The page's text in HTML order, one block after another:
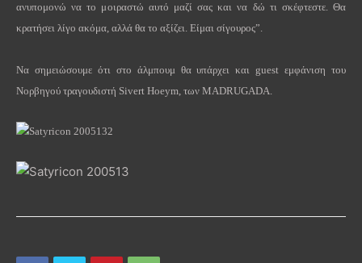
ανυπομονώ να το μοιραστώ αυτό μαζί σας και να δώ τι σκέφτεστε. Θα
κρατήσει λίγο ακόμα, αλλά θα το αξίζει. Είμαι σίγουρος”.
Να σημειώσουμε ότι στο άλμπουμ θα υπάρχει και guest εμφάνιση του
Νορβηγού τραγουδιστή Sivert Hoeym , των MADRUGADA